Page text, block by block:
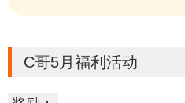
C哥5月福利活动